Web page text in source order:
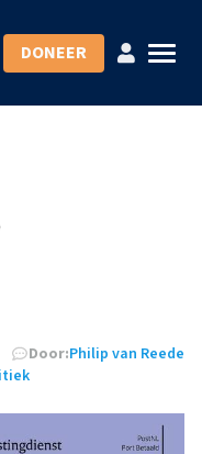
DONEER
Door:Philip van Reede